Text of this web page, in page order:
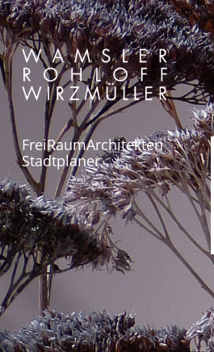
FreiRaumArchitekten
Stadtplaner